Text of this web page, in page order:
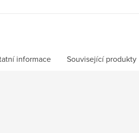
informace Související produkty